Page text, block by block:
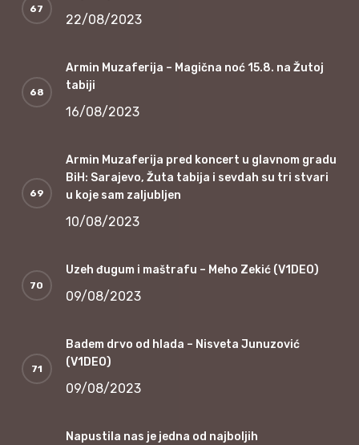
22/08/2023
Armin Muzaferija – Magična noć 15.8. na Žutoj
tabiji
16/08/2023
Armin Muzaferija pred koncert u glavnom gradu
BiH: Sarajevo, Žuta tabija i sevdah su tri stvari
u koje sam zaljubljen
10/08/2023
Uzeh đugum i maštrafu – Meho Zekić (V1DEO)
09/08/2023
Badem drvo od hlada – Nisveta Junuzović
(V1DEO)
09/08/2023
Napustila nas je jedna od najboljih